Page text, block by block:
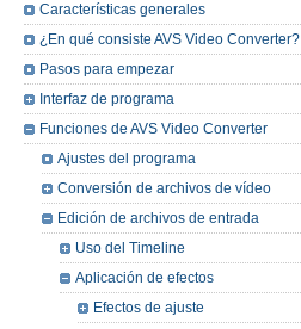
Características generales
¿En qué consiste AVS Video Converter?
Pasos para empezar
Interfaz de programa
Funciones de AVS Video Converter
Ajustes del programa
Conversión de archivos de vídeo
Edición de archivos de entrada
Uso del Timeline
Aplicación de efectos
Efectos de ajuste